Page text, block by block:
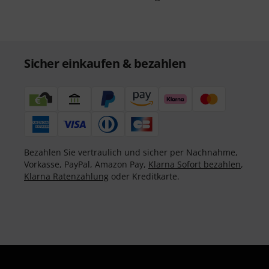
Sicher einkaufen & bezahlen
Bezahlen Sie vertraulich und sicher per Nachnahme,
Vorkasse, PayPal, Amazon Pay, Klarna Sofort bezahlen,
Klarna Ratenzahlung oder Kreditkarte.